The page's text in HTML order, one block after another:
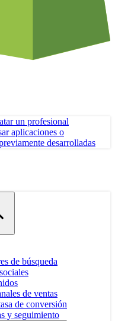
un profesional
aplicaciones o
desarrolladas
de búsqueda
de ventas
de conversión
y seguimiento